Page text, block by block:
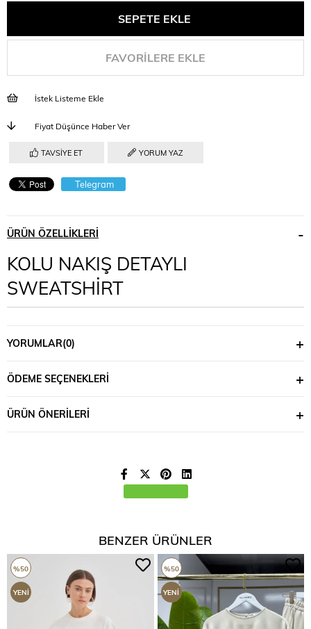
FAVORILERE EKLE
İstek Listeme Ekle
Fiyat Düşünce Haber Ver
TAVSIYE ET YORUM YAZ
Telegram
ÜRÜN ÖZELLIKLERI
KOLU NAKIŞ DETAYLI
SWEATSHİRT
YORUMLAR(0)
ÖDEME SEÇENEKLERI
ÜRÜN ÖNERILERI
BENZER ÜRÜNLER
%50
YENI
%50
YENI
ÜRÜN